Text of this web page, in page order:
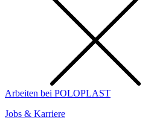
Arbeiten bei POLOPLAST
Jobs & Karriere